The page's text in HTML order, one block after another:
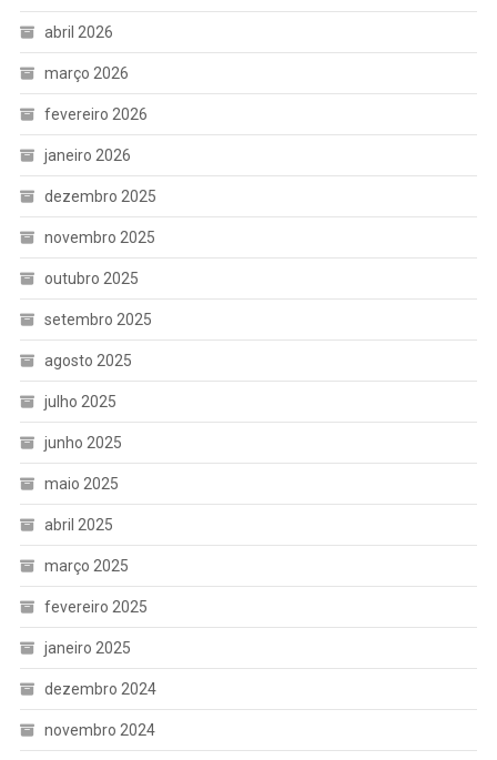
abril 2026
março 2026
fevereiro 2026
janeiro 2026
dezembro 2025
novembro 2025
outubro 2025
setembro 2025
agosto 2025
julho 2025
junho 2025
maio 2025
abril 2025
março 2025
fevereiro 2025
janeiro 2025
dezembro 2024
novembro 2024